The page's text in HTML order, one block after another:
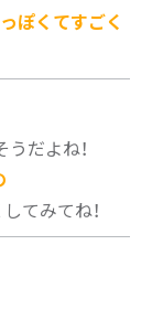
ぽくてすごく
だよね！
てみてね！